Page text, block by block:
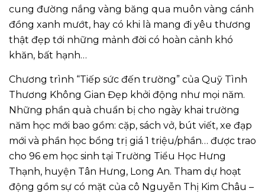
cung đường nắng vàng băng qua muôn vàng cánh
đồng xanh mướt, hay có khi là mang đi yêu thương
thật đẹp tới những mảnh đời có hoàn cảnh khó
khăn, bất hạnh…
Chương trình “Tiếp sức đến trường” của Quỹ Tình
Thương Không Gian Đẹp khởi động như mọi năm.
Những phần quà chuẩn bị cho ngày khai trường
năm học mới bao gồm: cặp, sách vở, bút viết, xe đạp
mới và phần học bổng trị giá 1 triệu/phần… được trao
cho 96 em học sinh tại Trường Tiểu Học Hưng
Thạnh, huyện Tân Hưng, Long An. Tham dự hoạt
động gồm sự có mặt của cô Nguyễn Thị Kim Châu –